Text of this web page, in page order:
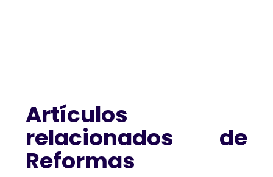
Artículos
relacionados de
Reformas